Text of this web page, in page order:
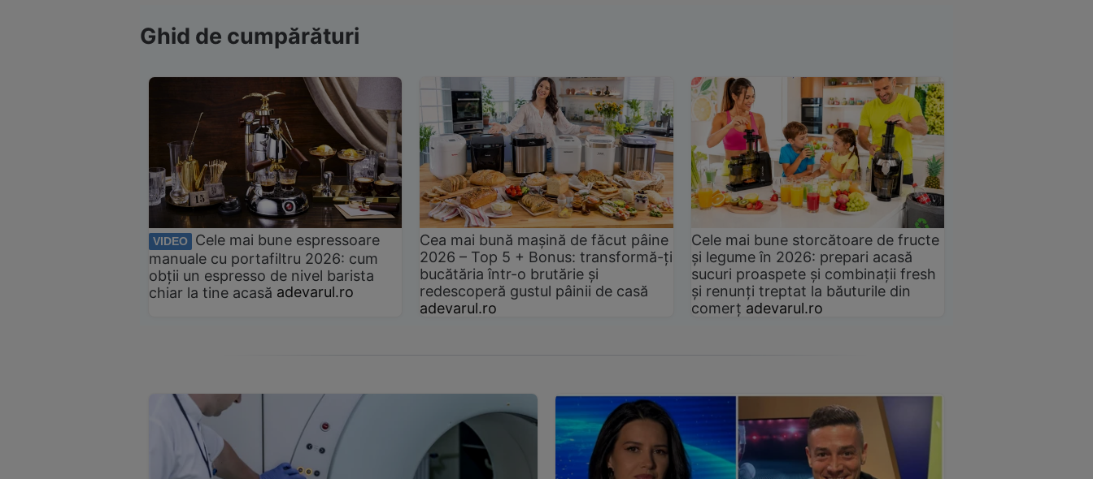
Ghid de cumpărături
VIDEO
Cele mai bune espressoare
manuale cu portafiltru 2026: cum
obții un espresso de nivel barista
chiar la tine acasă adevarul.ro
Cea mai bună mașină de făcut pâine
2026 – Top 5 + Bonus: transformă-ți
bucătăria într-o brutărie și
redescoperă gustul pâinii de casă
adevarul.ro
Cele mai bune storcătoare de fructe
și legume în 2026: prepari acasă
sucuri proaspete și combinații fresh
și renunți treptat la băuturile din
comerț adevarul.ro